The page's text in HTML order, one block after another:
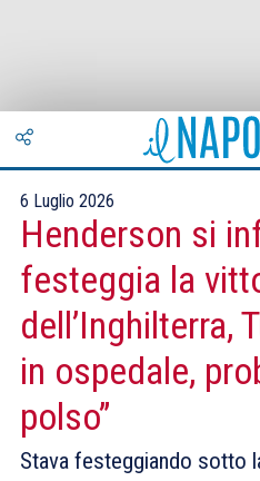
6 Luglio 2026
Henderson si
festeggia la
dell’Inghilterra,
in ospedale,
polso”
Stava festeggiando sotto